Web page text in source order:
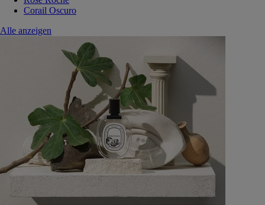
Corail Oscuro
Alle anzeigen